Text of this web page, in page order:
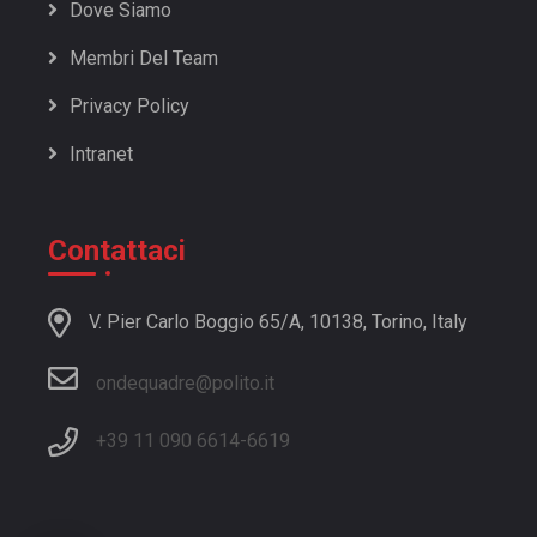
23/24 | 02: 01 novembre 2024
23/24 | 01: 25 ottobre 2024
22/23 | 43: 04 ottobre 2023
Dove Siamo
Membri Del Team
Privacy Policy
Intranet
Contattaci
V. Pier Carlo Boggio 65/A, 10138, Torino, Italy
ondequadre@polito.it
+39 11 090 6614-6619